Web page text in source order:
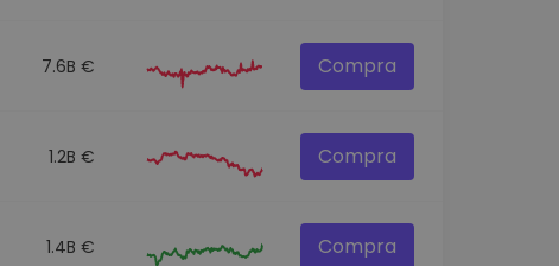
7.6B € Compra
1.2B € Compra
1.4B € Compra